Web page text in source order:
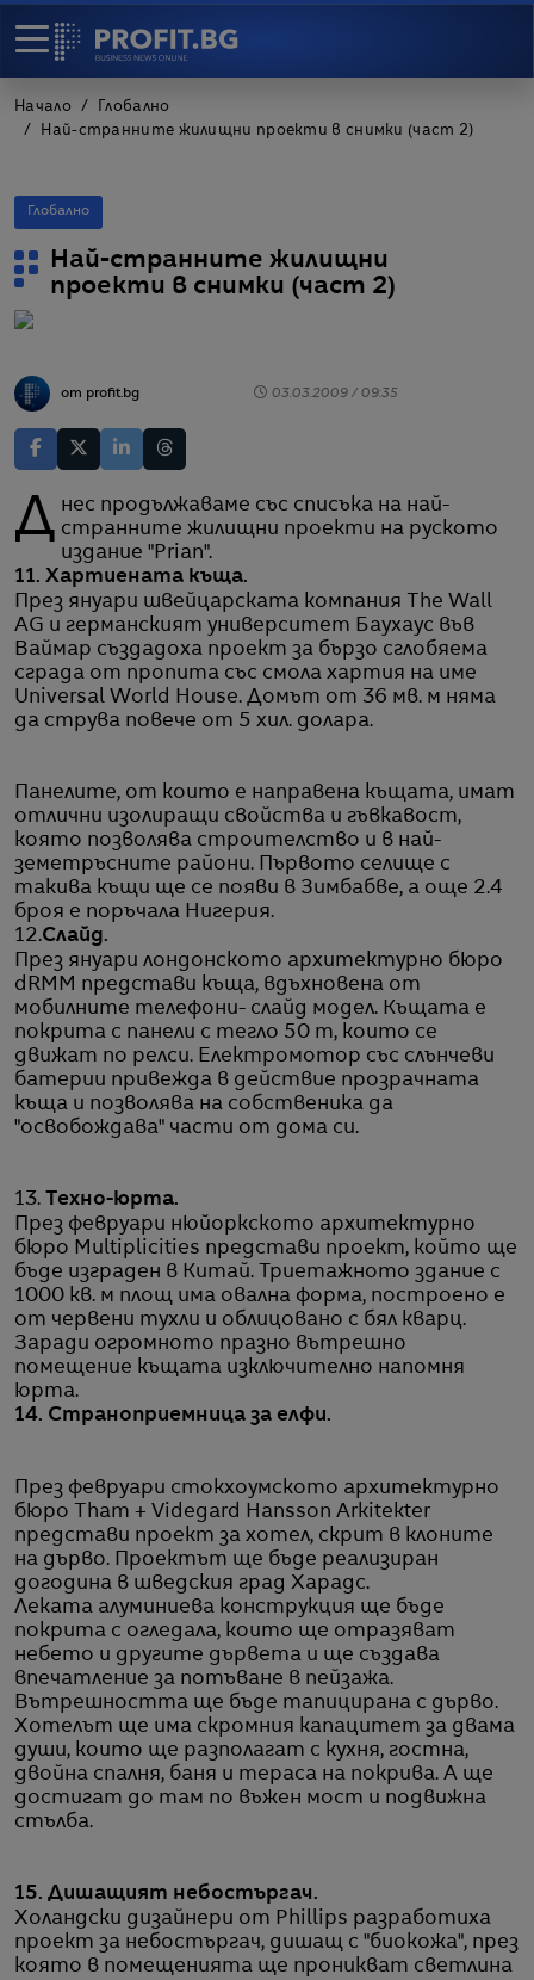
Начало
Глобално
Най-странните жилищни проекти в снимки (част 2)
Глобално
Най-странните жилищни
проекти в снимки (част 2)
от profit.bg 03.03.2009 / 09:35
Днес продължаваме със списъка на най- странните жилищни проекти на руското
издание "Prian".
11. Хартиената къща.
През януари швейцарската компания The Wall
AG и германският университет Баухаус във
Ваймар създадоха проект за бързо сглобяема
сграда от пропита със смола хартия на име
Universal World House. Домът от 36 мв. м няма
да струва повече от 5 хил. долара.
Панелите, от които е направена къщата, имат
отлични изолиращи свойства и гъвкавост,
която позволява строителство и в най-
земетръсните райони. Първото селище с
такива къщи ще се появи в Зимбабве, а още 2.4
броя е поръчала Нигерия.
12.Слайд.
През януари лондонското архитектурно бюро
dRMM представи къща, вдъхновена от
мобилните телефони- слайд модел. Къщата е
покрита с панели с тегло 50 т, които се
движат по релси. Електромотор със слънчеви
батерии привежда в действие прозрачната
къща и позволява на собственика да
"освобождава" части от дома си.
13.
Техно-юрта.
През февруари нюйоркското архитектурно
бюро Multiplicities представи проект, който ще
бъде изграден в Китай. Триетажното здание с
1000 кв. м площ има овална форма, построено е
от червени тухли и облицовано с бял кварц.
Заради огромното празно вътрешно
помещение къщата изключително напомня
юрта.
14. Страноприемница за елфи.
През февруари стокхоумското архитектурно
бюро Tham + Videgard Hansson Arkitekter
представи проект за хотел, скрит в клоните
на дърво. Проектът ще бъде реализиран
догодина в шведския град Харадс.
Леката алуминиева конструкция ще бъде
покрита с огледала, които ще отразяват
небето и другите дървета и ще създава
впечатление за потъване в пейзажа.
Вътрешността ще бъде тапицирана с дърво.
Хотелът ще има скромния капацитет за двама
души, които ще разполагат с кухня, гостна,
двойна спалня, баня и тераса на покрива. А ще
достигат до там по въжен мост и подвижна
стълба.
15. Дишащият небостъргач.
Холандски дизайнери от Phillips разработиха
проект за небостъргач, дишащ с "биокожа", през
която в помещенията ще проникват светлина